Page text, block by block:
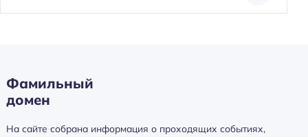
Фамильный
домен
На сайте собрана информация о проходящих событиях,